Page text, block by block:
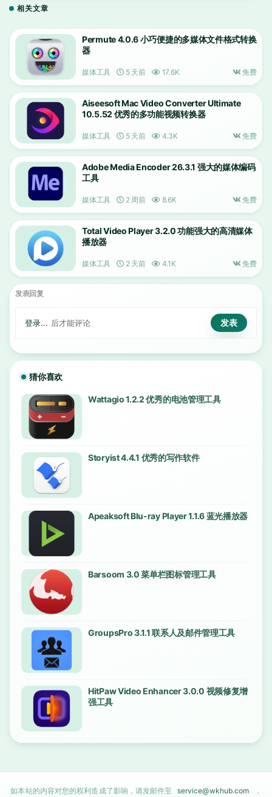
相关文章
Permute 4.0.6 小巧便捷的多媒体文件格式转换
器
媒体工具 5 天前 17.6K 免费
Aiseesoft Mac Video Converter Ultimate
10.5.52 优秀的多功能视频转换器
媒体工具 5 天前 4.3K 免费
Adobe Media Encoder 26.3.1 强大的媒体编码
工具
媒体工具 2 周前 8.6K 免费
Total Video Player 3.2.0 功能强大的高清媒体
播放器
媒体工具 2 天前 4.1K 免费
发表回复
登录... 后才能评论
猜你喜欢
Wattagio 1.2.2 优秀的电池管理工具
Storyist 4.4.1 优秀的写作软件
Apeaksoft Blu-ray Player 1.1.6 蓝光播放器
Barsoom 3.0 菜单栏图标管理工具
GroupsPro 3.1.1 联系人及邮件管理工具
HitPaw Video Enhancer 3.0.0 视频修复增
强工具
如本站的内容对您的权利造成了影响，请发邮件至 service@wkhub.com ，